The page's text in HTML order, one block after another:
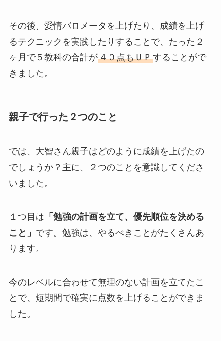
その後、愛情バロメータを上げたり、成績を上げ
るテクニックを実践したりすることで、たった２
ヶ月で５教科の合計が４０点もＵＰすることがで
きました。
親子で行った２つのこと
では、大智さん親子はどのように成績を上げたの
でしょうか？主に、２つのことを意識してくださ
いました。
１つ目は 「勉強の計画を立て、優先順位を決める
こと」 です。勉強は、やるべきことがたくさんあ
ります。
今のレベルに合わせて無理のない計画を立てたこ
とで、短期間で確実に点数を上げることができま
した。